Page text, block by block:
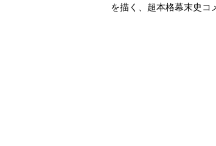
を描く、超本格幕末史コ